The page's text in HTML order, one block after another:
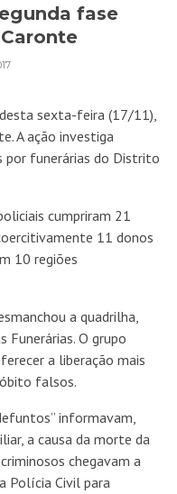
fase
sexta-feira (17/11),
A ação investiga
por funerárias do Distrito
cumpriram 21
11 donos
10 regiões
a quadrilha,
Funerárias. O grupo
a liberação mais
falsos.
informavam,
a causa da morte da
chegavam a
Polícia Civil para